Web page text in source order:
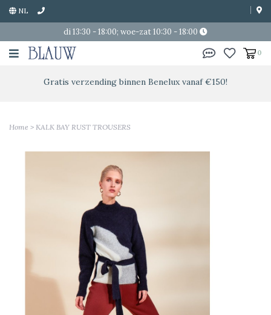
NL
di 13:30 - 18:00; woe-zat 10:30 - 18:00
0
Gratis verzending binnen Benelux vanaf €150!
Home > KALK BAY RUST TROUSERS